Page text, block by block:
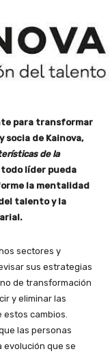
para transformar
socia de Kainova,
de la
todo líder pueda
la mentalidad
talento y la
sectores y
sus estrategias
de transformación
y eliminar las
estos cambios.
las personas
evolución que se